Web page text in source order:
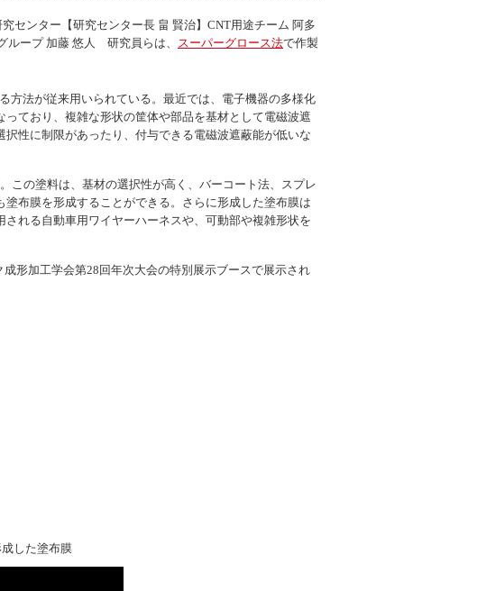
センター【研究センター長 畠 賢治】CNT用途チーム 阿多
ループ 加藤 悠人 研究員らは、 スーパーグロース法で作製
方法が従来用いられている。最近では、電子機器の多様化
ており、複雑な形状の筐体や部品を基材として電磁波遮
性に制限があったり、付与できる電磁波遮蔽能が低いな
この塗料は、基材の選択性が高く、バーコート法、スプレ
布膜を形成することができる。さらに形成した塗布膜は
れる自動車用ワイヤーハーネスや、可動部や複雑形状を
形加工学会第28回年次大会の特別展示ブースで展示され
した塗布膜